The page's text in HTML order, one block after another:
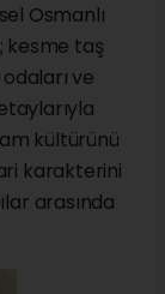
Osmanlı
kesme taş
ve
kültürünü
karakterini
arasında